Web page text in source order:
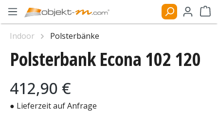
Zum Hauptinhalt springen
Polsterbank Econa 102 120
Regulärer Preis:
412,90 €
● Lieferzeit auf Anfrage
Indoor
Polsterbänke
Bildergalerie überspringen